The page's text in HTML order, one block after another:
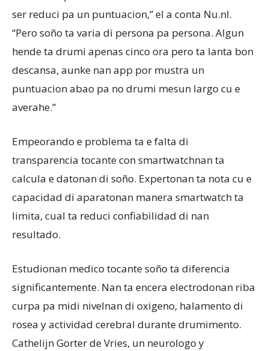
ser reduci pa un puntuacion,” el a conta Nu.nl.
“Pero soño ta varia di persona pa persona. Algun
hende ta drumi apenas cinco ora pero ta lanta bon
descansa, aunke nan app por mustra un
puntuacion abao pa no drumi mesun largo cu e
averahe.”
Empeorando e problema ta e falta di
transparencia tocante con smartwatchnan ta
calcula e datonan di soño. Expertonan ta nota cu e
capacidad di aparatonan manera smartwatch ta
limita, cual ta reduci confiabilidad di nan
resultado.
Estudionan medico tocante soño ta diferencia
significantemente. Nan ta encera electrodonan riba
curpa pa midi nivelnan di oxigeno, halamento di
rosea y actividad cerebral durante drumimento.
Cathelijn Gorter de Vries, un neurologo y